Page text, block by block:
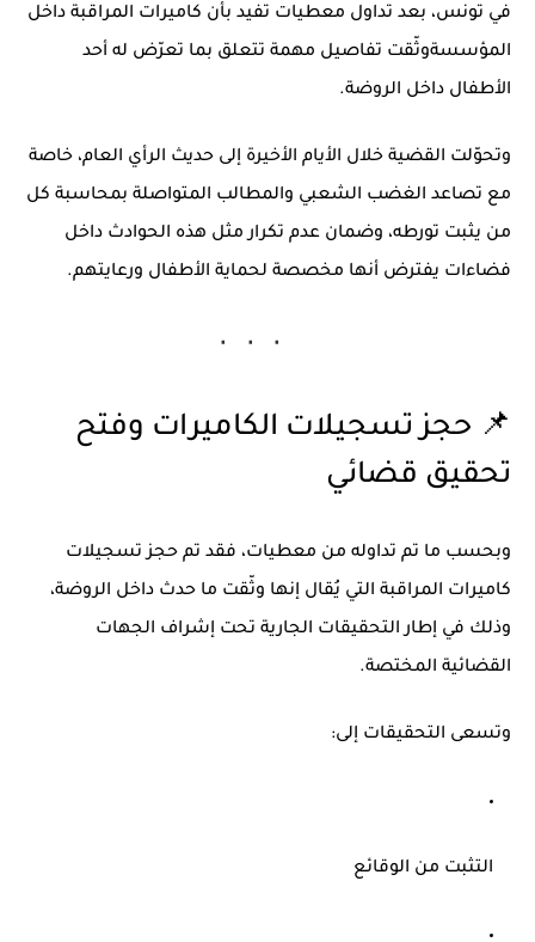
في تونس، بعد تداول معطيات تفيد بأن كاميرات المراقبة داخل
المؤسسةوثّقت تفاصيل مهمة تتعلق بما تعرّض له أحد
الأطفال داخل الروضة.
وتحوّلت القضية خلال الأيام الأخيرة إلى حديث الرأي العام، خاصة
مع تصاعد الغضب الشعبي والمطالب المتواصلة بمحاسبة كل
من يثبت تورطه، وضمان عدم تكرار مثل هذه الحوادث داخل
فضاءات يفترض أنها مخصصة لحماية الأطفال ورعايتهم.
📌 حجز تسجيلات الكاميرات وفتح
تحقيق قضائي
وبحسب ما تم تداوله من معطيات، فقد تم حجز تسجيلات
كاميرات المراقبة التي يُقال إنها وثّقت ما حدث داخل الروضة،
وذلك في إطار التحقيقات الجارية تحت إشراف الجهات
القضائية المختصة.
وتسعى التحقيقات إلى:
التثبت من الوقائع